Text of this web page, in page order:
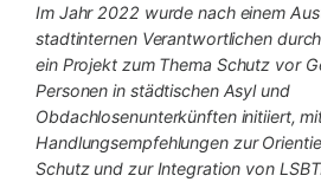
Im Jahr 2022 wurde nach einem
stadtinternen Verantwortlichen
ein Projekt zum Thema Schutz vor
Personen in städtischen Asyl und
Obdachlosenunterkünften initiiert,
Handlungsempfehlungen zur
Schutz und zur Integration von